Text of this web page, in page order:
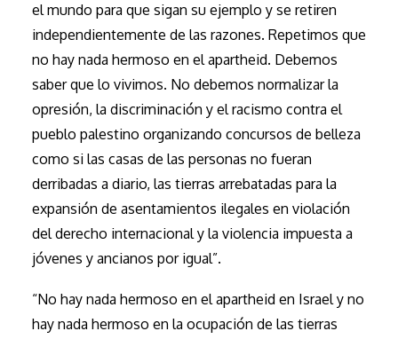
el mundo para que sigan su ejemplo y se retiren
independientemente de las razones. Repetimos que
no hay nada hermoso en el apartheid. Debemos
saber que lo vivimos. No debemos normalizar la
opresión, la discriminación y el racismo contra el
pueblo palestino organizando concursos de belleza
como si las casas de las personas no fueran
derribadas a diario, las tierras arrebatadas para la
expansión de asentamientos ilegales en violación
del derecho internacional y la violencia impuesta a
jóvenes y ancianos por igual”.
“No hay nada hermoso en el apartheid en Israel y no
hay nada hermoso en la ocupación de las tierras